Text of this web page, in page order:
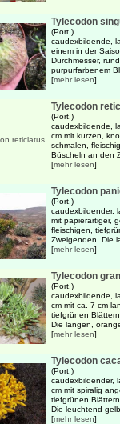
Tylecodon
(Port.)
caudexbildende,
einem in der
Durchmesser,
purpurfarbenem
[mehr lesen]
Tylecodon
(Port.)
caudexbildende,
cm mit kurzen,
schmalen,
Büscheln an den
[mehr lesen]
Tylecodon
(Port.)
caudexbildender,
mit papierartiger,
fleischigen,
Zweigenden. Die
[mehr lesen]
Tylecodon
(Port.)
caudexbildende,
cm mit ca. 7 cm
tiefgrünen
Die langen,
[mehr lesen]
Tylecodon
(Port.)
caudexbildender,
cm mit spiralig
tiefgrünen
Die leuchtend
[mehr lesen]